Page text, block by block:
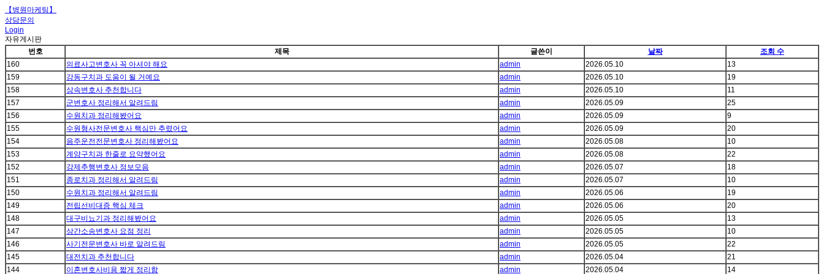
【병원마케팅】
상담문의
Login
자유게시판
번호
제목 글쓴이 날짜
조회 수
160
의료사고변호사 꼭 아셔야 해요 admin 2026.05.10
13
159
강동구치과 도움이 될 거예요 admin 2026.05.10
19
158
상속변호사 추천합니다 admin 2026.05.10
11
157
군변호사 정리해서 알려드림 admin 2026.05.09
25
156
수원치과 정리해봤어요 admin 2026.05.09
9
155
수원형사전문변호사 핵심만 추렸어요 admin 2026.05.09
20
154
음주운전전문변호사 정리해봤어요 admin 2026.05.08
10
153
계양구치과 한줄로 요약했어요 admin 2026.05.08
22
152
강제추행변호사 정보모음 admin 2026.05.07
18
151
종로치과 정리해서 알려드림 admin 2026.05.07
10
150
수원치과 정리해서 알려드림 admin 2026.05.06
19
149
전립선비대증 핵심 체크 admin 2026.05.06
20
148
대구비뇨기과 정리해봤어요 admin 2026.05.05
13
147
상간소송변호사 요점 정리 admin 2026.05.05
10
146
사기전문변호사 바로 알려드림 admin 2026.05.05
22
145
대전치과 추천합니다 admin 2026.05.04
21
144
이혼변호사비용 짧게 정리함 admin 2026.05.04
14